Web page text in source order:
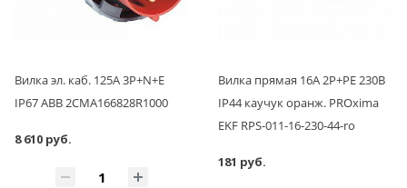
Вилка эл. каб. 125А 3P+N+E
IP67 ABB 2CMA166828R1000
8 610 руб.
Вилка прямая 16А 2P+PE 230В
IP44 каучук оранж. PROxima
EKF RPS-011-16-230-44-ro
181 руб.